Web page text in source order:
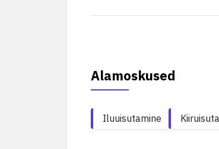
Alamoskused
Iluuisutamine